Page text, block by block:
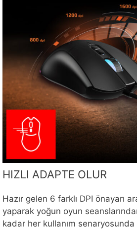
HIZLI ADAPTE OLUR
Hazır gelen 6 farklı DPI önayarı
yaparak yoğun oyun
kadar her kullanım